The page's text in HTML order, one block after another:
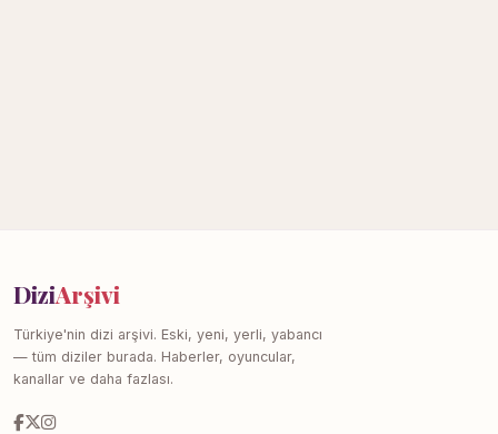
DiziArşivi
Türkiye'nin dizi arşivi. Eski, yeni, yerli, yabancı
— tüm diziler burada. Haberler, oyuncular,
kanallar ve daha fazlası.